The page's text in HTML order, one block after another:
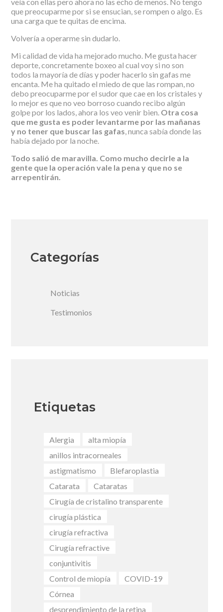
que preocuparme por si se ensucian, se rompen o algo. Es
una carga que te quitas de encima.
Volvería a operarme sin dudarlo.
Mi calidad de vida ha mejorado mucho. Me gusta hacer
deporte, concretamente boxeo al cual voy si no son
todos la mayoría de días y poder hacerlo sin gafas me
encanta. Me ha quitado el miedo de que las rompan, no
debo preocuparme por el sudor que cae en los cristales y
lo mejor es que no veo borroso cuando recibo algún
golpe por los lados, ahora los veo venir bien. Otra cosa
que me gusta es poder levantarme por las mañanas
y no tener que buscar las gafas, nunca sabía donde las
había dejado por la noche.
Todo salió de maravilla. Como mucho decirle a la
gente que la operación vale la pena y que no se
arrepentirán.
Categorías
Noticias
Testimonios
Etiquetas
Alergia
alta miopía
anillos intracorneales
astigmatismo
Blefaroplastia
Catarata
Cataratas
Cirugía de cristalino transparente
cirugía plástica
cirugía refractiva
Cirugía refractive
conjuntivitis
Control de miopía
COVID-19
Córnea
desprendimiento de la retina